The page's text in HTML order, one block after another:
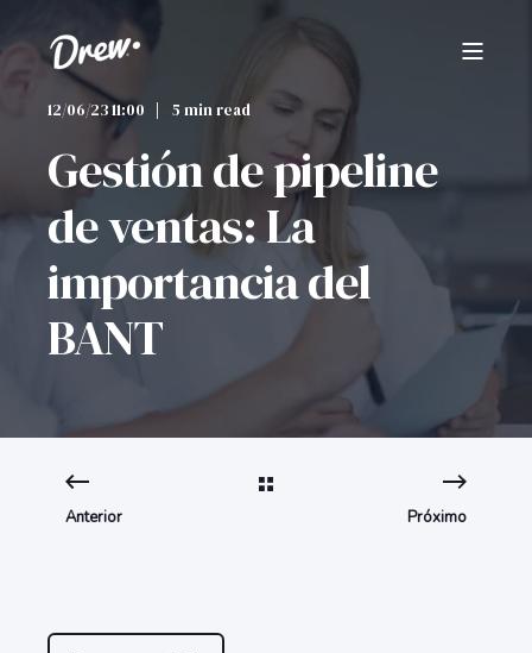
12/06/23 11:00 5 min read
Gestión de pipeline
de ventas: La
importancia del
BANT
Anterior Próximo